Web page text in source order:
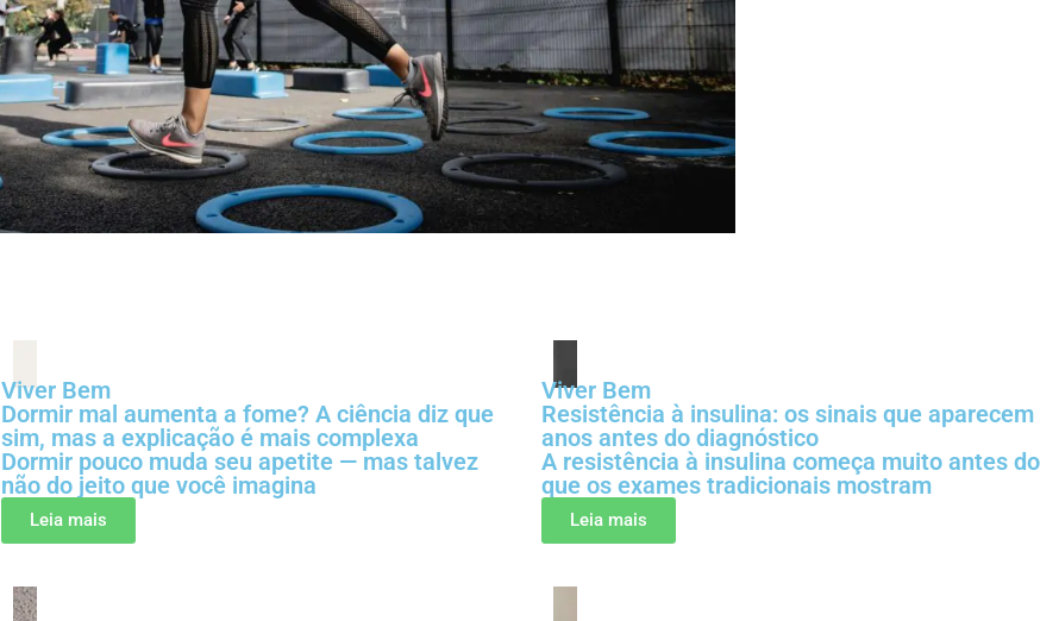
Viver Bem
Dormir mal aumenta a fome? A ciência diz que
sim, mas a explicação é mais complexa
Dormir pouco muda seu apetite — mas talvez
não do jeito que você imagina
Leia mais
Viver Bem
Resistência à insulina: os sinais que aparecem
anos antes do diagnóstico
A resistência à insulina começa muito antes do
que os exames tradicionais mostram
Leia mais